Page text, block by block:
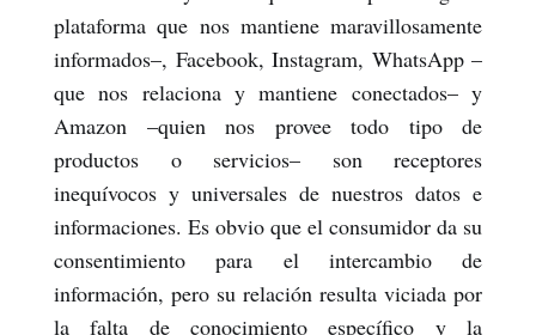
plataforma que nos mantiene maravillosamente
informados–, Facebook, Instagram, WhatsApp –
que nos relaciona y mantiene conectados– y
Amazon –quien nos provee todo tipo de
productos o servicios– son receptores
inequívocos y universales de nuestros datos e
informaciones. Es obvio que el consumidor da su
consentimiento para el intercambio de
información, pero su relación resulta viciada por
la falta de conocimiento específico y la